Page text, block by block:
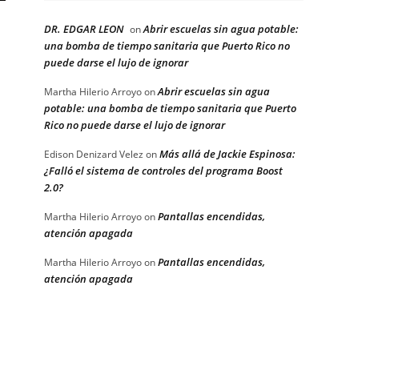
DR. EDGAR LEON onAbrir escuelas sin agua potable:
una bomba de tiempo sanitaria que Puerto Rico no
puede darse el lujo de ignorar
Martha Hilerio ArroyoonAbrir escuelas sin agua
potable: una bomba de tiempo sanitaria que Puerto
Rico no puede darse el lujo de ignorar
Edison Denizard Velez onMás allá de Jackie Espinosa:
¿Falló el sistema de controles del programa Boost
2.0?
Martha Hilerio ArroyoonPantallas encendidas,
atención apagada
Martha Hilerio ArroyoonPantallas encendidas,
atención apagada